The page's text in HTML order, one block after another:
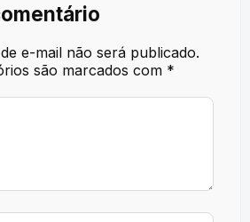
e-mail não será publicado.
são marcados com *